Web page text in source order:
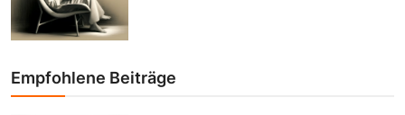
Empfohlene Beiträge